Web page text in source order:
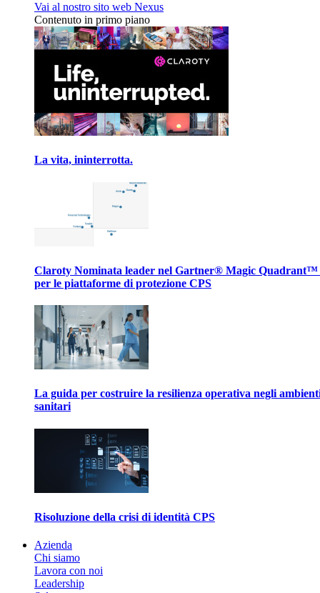
Vai al nostro sito web Nexus
Contenuto in primo piano
La vita, ininterrotta.
Claroty Nominata leader nel Gartner® Magic Quadrant™
per le piattaforme di protezione CPS
La guida per costruire la resilienza operativa negli
sanitari
Risoluzione della crisi di identità CPS
Azienda
Chi siamo
Lavora con noi
Leadership